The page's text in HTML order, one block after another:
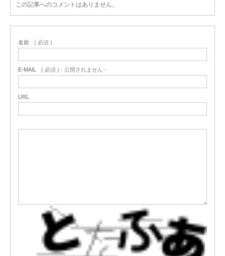
この記事へのコメントはありません。
名前 ( 必須 )
E-MAIL ( 必須 ) - 公開されません -
URL